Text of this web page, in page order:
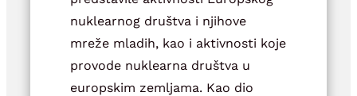
nuklearnog društva i njihove
mreže mladih, kao i aktivnosti koje
provode nuklearna društva u
europskim zemljama. Kao dio